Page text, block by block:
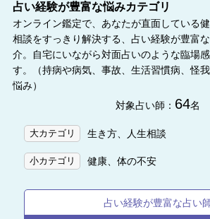
占い経験が豊富な悩みカテゴリ
オンライン鑑定で、あなたが直面している
相談をすっきり解決する、占い経験が豊富
介。自宅にいながら対面占いのような臨場
す。（持病や病気、事故、生活習慣病、怪
悩み）
対象占い師： 64名
大カテゴリ 生き方、人生相談
小カテゴリ 健康、体の不安
占い経験が豊富な占い